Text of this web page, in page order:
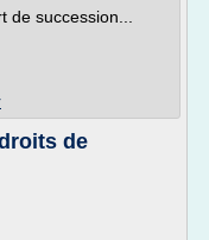
succession...
de